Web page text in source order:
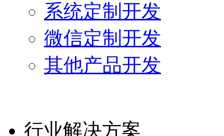
系统定制开发
微信定制开发
其他产品开发
行业解决方案